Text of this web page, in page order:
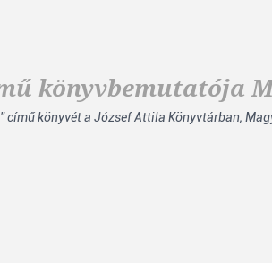
könyvbemutatója
könyvét a József Attila Könyvtárban,